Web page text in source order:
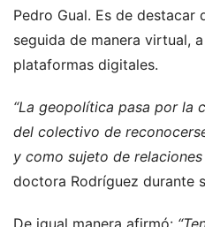
Pedro Gual. Es de
seguida de manera virtual,
plataformas digitales.
“La geopolítica pasa por la
del colectivo de
y como sujeto de relaciones
doctora Rodríguez durante
De igual manera afirmó: